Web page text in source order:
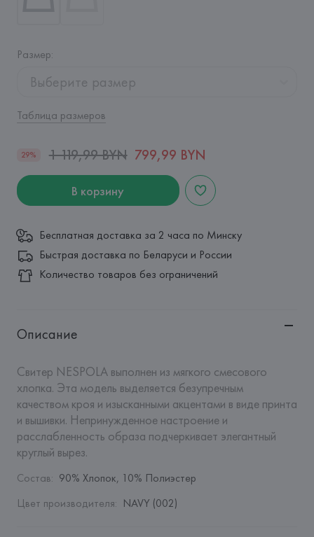
Размер:
Выберите размер
Таблица размеров
29% 1 119,99 BYN 799,99 BYN
В корзину
Бесплатная доставка за 2 часа по Минску
Быстрая доставка по Беларуси и России
Количество товаров без ограничений
Описание
Свитер NESPOLA выполнен из мягкого смесового
хлопка. Эта модель выделяется безупречным
качеством кроя и изысканными акцентами в виде принта
и вышивки. Непринужденное настроение и
расслабленность образа подчеркивает элегантный
круглый вырез.
Состав: 90% Хлопок, 10% Полиэстер
Цвет производителя: NAVY (002)